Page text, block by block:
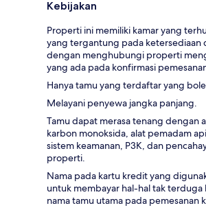
Kebijakan
Properti ini memiliki kamar yang
yang tergantung pada ketersediaan
dengan menghubungi properti
yang ada pada konfirmasi
Hanya tamu yang terdaftar yang
Melayani penyewa jangka panjang.
Tamu dapat merasa tenang dengan
karbon monoksida, alat pemadam
sistem keamanan, P3K, dan
properti.
Nama pada kartu kredit yang
untuk membayar hal-hal tak terduga
nama tamu utama pada pemesanan